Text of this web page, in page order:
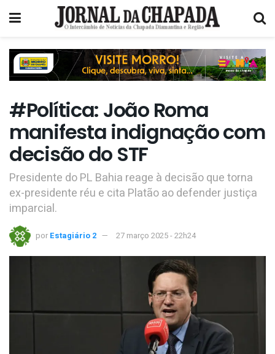
#Política: João Roma
manifesta indignação com
decisão do STF
Presidente do PL Bahia reage à decisão que torna
ex-presidente réu e cita Platão ao defender justiça
imparcial.
por Estagiário 2 27 março 2025 - 22h24